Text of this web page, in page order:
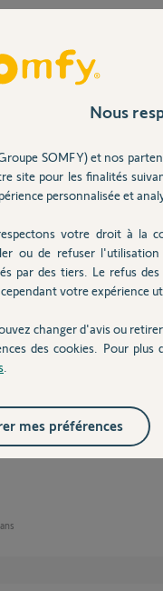
est-il bien connecté au réseau
l'installation d'une Home Alarm
de la Somfy Home Alarm
ans
Livebox que celle sur laquelle
2148". Pour ce qui est des
indiquées. Mon seul doute
précédente intervention. Je
essayé à peu prés tout ce que
Nous
SOMFY) et nos
site pour les finalités
personnalisée et
votre droit à la
ou de refuser
par des tiers. Le refus
votre expérience
changer d'avis ou
des cookies. Pour
mes préférences